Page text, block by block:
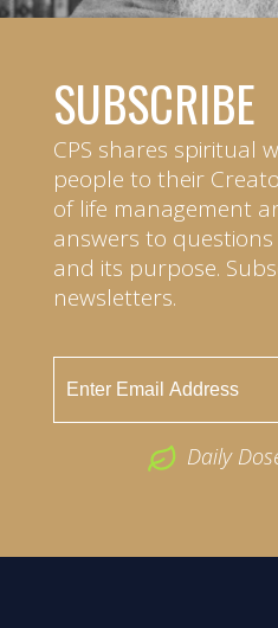
SUBSCRIBE
CPS shares spiritual
people to their
of life management
answers to
and its purpose.
newsletters.
Daily